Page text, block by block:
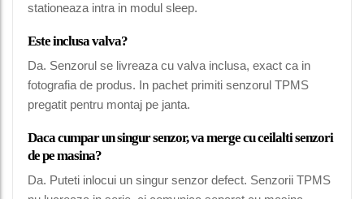
stationeaza intra in modul sleep.
Este inclusa valva?
Da. Senzorul se livreaza cu valva inclusa, exact ca in
fotografia de produs. In pachet primiti senzorul TPMS
pregatit pentru montaj pe janta.
Daca cumpar un singur senzor, va merge cu ceilalti senzori
de pe masina?
Da. Puteti inlocui un singur senzor defect. Senzorii TPMS